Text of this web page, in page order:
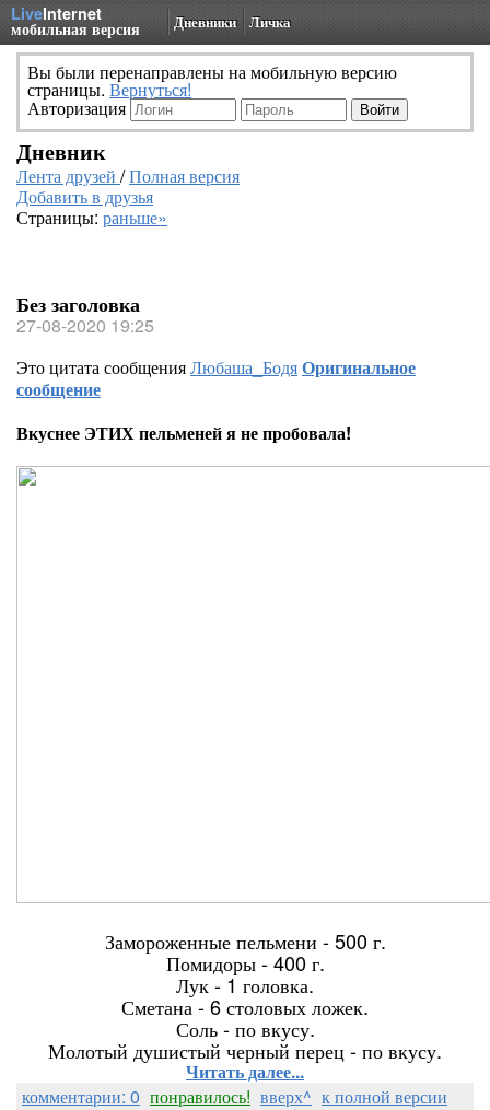
LiveInternet
мобильная версия Дневники Личка
Вы были перенаправлены на мобильную версию
страницы. Вернуться!
Авторизация
Дневник
Лента друзей /Полная версия
Добавить в друзья
Страницы: раньше»
Без заголовка
27-08-2020 19:25
Это цитата сообщенияЛюбаша_БодяОригинальное
сообщение
Вкуснее ЭТИХ пельменей я не пробовала!
Замороженные пельмени - 500 г.
Помидоры - 400 г.
Лук - 1 головка.
Сметана - 6 столовых ложек.
Соль - по вкусу.
Молотый душистый черный перец - по вкусу.
Читать далее...
комментарии: 0 понравилось! вверх^ к полной версии